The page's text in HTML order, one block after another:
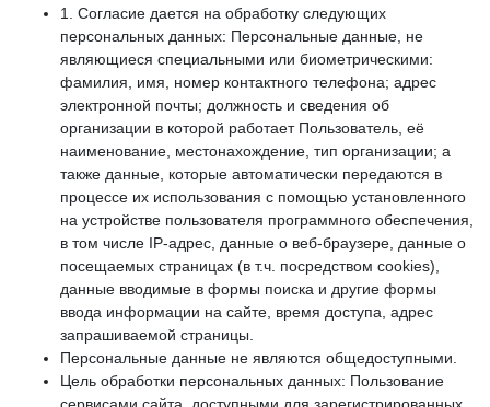
1. Согласие дается на обработку следующих
персональных данных: Персональные данные, не
являющиеся специальными или биометрическими:
фамилия, имя, номер контактного телефона; адрес
электронной почты; должность и сведения об
организации в которой работает Пользователь, её
наименование, местонахождение, тип организации; а
также данные, которые автоматически передаются в
процессе их использования с помощью установленного
на устройстве пользователя программного обеспечения,
в том числе IP-адрес, данные о веб-браузере, данные о
посещаемых страницах (в т.ч. посредством cookies),
данные вводимые в формы поиска и другие формы
ввода информации на сайте, время доступа, адрес
запрашиваемой страницы.
Персональные данные не являются общедоступными.
Цель обработки персональных данных: Пользование